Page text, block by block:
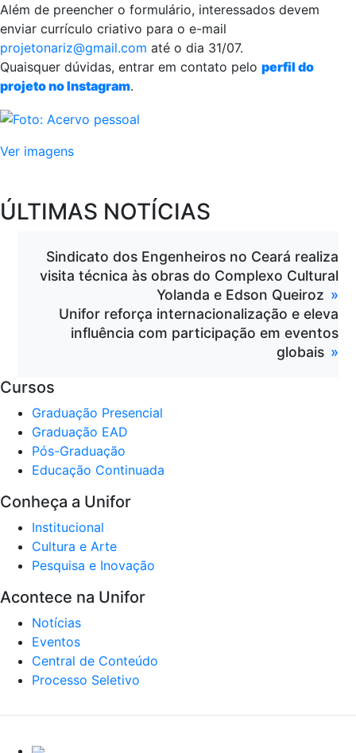
Além de preencher o formulário, interessados devem
enviar currículo criativo para o e-mail
projetonariz@gmail.com até o dia 31/07.
Quaisquer dúvidas, entrar em contato pelo perfil do
projeto no Instagram.
Ver imagens
ÚLTIMAS NOTÍCIAS
Sindicato dos Engenheiros no Ceará realiza
visita técnica às obras do Complexo Cultural
Yolanda e Edson Queiroz
Unifor reforça internacionalização e eleva
influência com participação em eventos
globais
Cursos
Graduação Presencial
Graduação EAD
Pós-Graduação
Educação Continuada
Conheça a Unifor
Institucional
Cultura e Arte
Pesquisa e Inovação
Acontece na Unifor
Notícias
Eventos
Central de Conteúdo
Processo Seletivo